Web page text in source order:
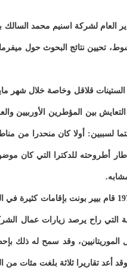
المدير العام لشركة اسنيم محمد
تحيين نتائج البحوث حول
بين المؤطرين الأوربيين
لسببين: أولا كان منحدرا
أطروحته للدكترا التي كان
من شهر أكتوبر 1969 حتى نوفمبر سنة 1971 قام
التي راح يرصد زيارات عمال
الموريتانيين، وقد سمح له ذلك
وقد أعد تقاريرا ثلاثة بلغت